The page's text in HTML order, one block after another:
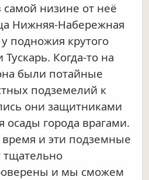
самой низине от неё
Нижняя-Набережная
подножия крутого
Когда-то на
были потайные
подземелий к
они защитниками
осады города врагами.
и эти подземные
тщательно
и мы сможем